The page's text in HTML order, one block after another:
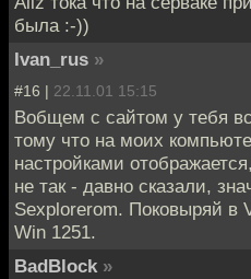
была :-))
Ivan_rus »
#16 | 22.11.01 15:15
Вобщем с сайтом у тебя
тому что на моих
настройками
не так - давно сказали,
Sexplorerom. Поковыряй в
Win 1251.
BadBlock »